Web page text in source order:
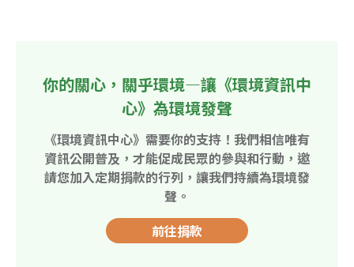
你的關心，關乎環境—讓《環境資訊中
心》為環境發聲
《環境資訊中心》需要你的支持！我們相信唯有
資訊公開普及，才能促成民眾的參與和行動，邀
請您加入定期捐款的行列，讓我們持續為環境發
聲。
前往捐款